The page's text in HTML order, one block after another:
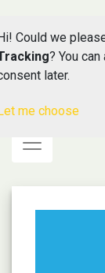
Toggle
Could we
? You
later.
me choose